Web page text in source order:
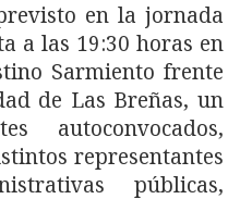
en la jornada
a las 19:30 horas en
Sarmiento frente
de Las Breñas, un
autoconvocados,
representantes
públicas,